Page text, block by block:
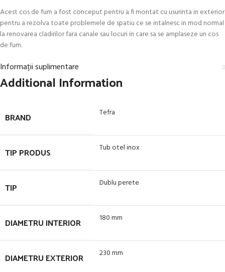
Acest cos de fum a fost conceput pentru a fi montat cu usurinta in exterior
pentru a rezolva toate problemele de spatiu ce se intalnesc in mod normal
la renovarea cladirilor fara canale sau locuri in care sa se amplaseze un cos
de fum.
Informații suplimentare
Additional Information
BRAND Tefra
TIP PRODUS Tub otel inox
TIP Dublu perete
DIAMETRU INTERIOR 180 mm
DIAMETRU EXTERIOR 230 mm